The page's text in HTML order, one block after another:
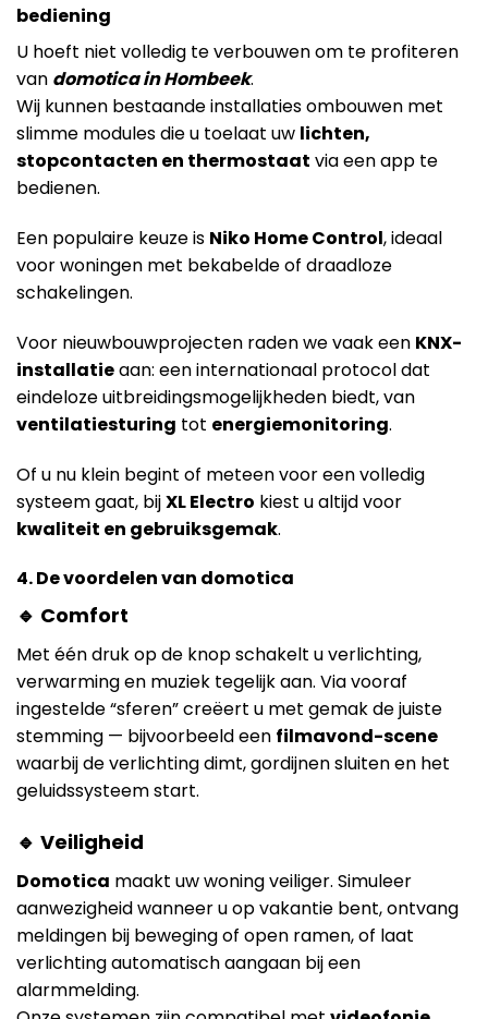
bediening
U hoeft niet volledig te verbouwen om te profiteren
van domotica in Hombeek.
Wij kunnen bestaande installaties ombouwen met
slimme modules die u toelaat uw lichten,
stopcontacten en thermostaat via een app te
bedienen.
Een populaire keuze is Niko Home Control, ideaal
voor woningen met bekabelde of draadloze
schakelingen.
Voor nieuwbouwprojecten raden we vaak een KNX-
installatieaan: een internationaal protocol dat
eindeloze uitbreidingsmogelijkheden biedt, van
ventilatiesturing tot energiemonitoring.
Of u nu klein begint of meteen voor een volledig
systeem gaat, bijXL Electro kiest u altijd voor
kwaliteit en gebruiksgemak.
4. De voordelen van domotica
🔹 Comfort
Met één druk op de knop schakelt u verlichting,
verwarming en muziek tegelijk aan. Via vooraf
ingestelde “sferen” creëert u met gemak de juiste
stemming — bijvoorbeeld een filmavond-scene
waarbij de verlichting dimt, gordijnen sluiten en het
geluidssysteem start.
🔹 Veiligheid
Domotica maakt uw woning veiliger. Simuleer
aanwezigheid wanneer u op vakantie bent, ontvang
meldingen bij beweging of open ramen, of laat
verlichting automatisch aangaan bij een
alarmmelding.